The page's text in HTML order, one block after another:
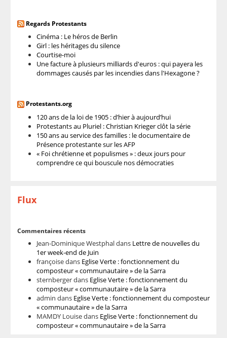
Regards Protestants
Cinéma : Le héros de Berlin
Girl : les héritages du silence
Courtise-moi
Une facture à plusieurs milliards d'euros : qui payera les
dommages causés par les incendies dans l'Hexagone ?
Protestants.org
120 ans de la loi de 1905 : d’hier à aujourd’hui
Protestants au Pluriel : Christian Krieger clôt la série
150 ans au service des familles : le documentaire de
Présence protestante sur les AFP
« Foi chrétienne et populismes » : deux jours pour
comprendre ce qui bouscule nos démocraties
Flux
Commentaires récents
Jean-Dominique Westphaldans Lettre de nouvelles du
1er week-end de Juin
françoisedans Eglise Verte : fonctionnement du
composteur « communautaire » de la Sarra
sternbergerdans Eglise Verte : fonctionnement du
composteur « communautaire » de la Sarra
admin dans Eglise Verte : fonctionnement du composteur
« communautaire » de la Sarra
MAMDY Louisedans Eglise Verte : fonctionnement du
composteur « communautaire » de la Sarra